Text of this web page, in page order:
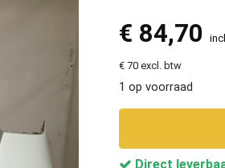
€ 84,70
€ 70 excl. btw
1 op voorraad
Direct